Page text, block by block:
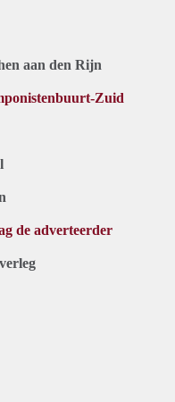
aan den Rijn
Zuid
de adverteerder